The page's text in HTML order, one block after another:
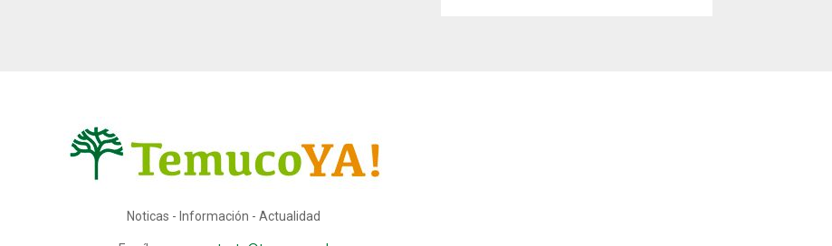
Noticas - Información - Actualidad